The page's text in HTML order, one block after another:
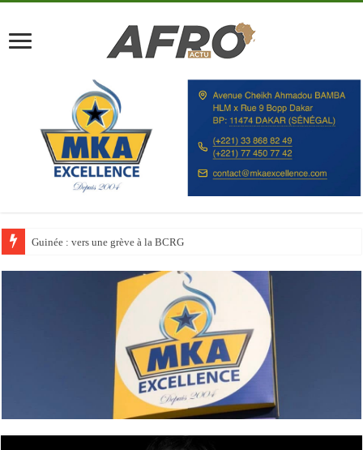
Discours à la Nation : Alassane Ouattara appelle les Ivoiriens à « l’unité,